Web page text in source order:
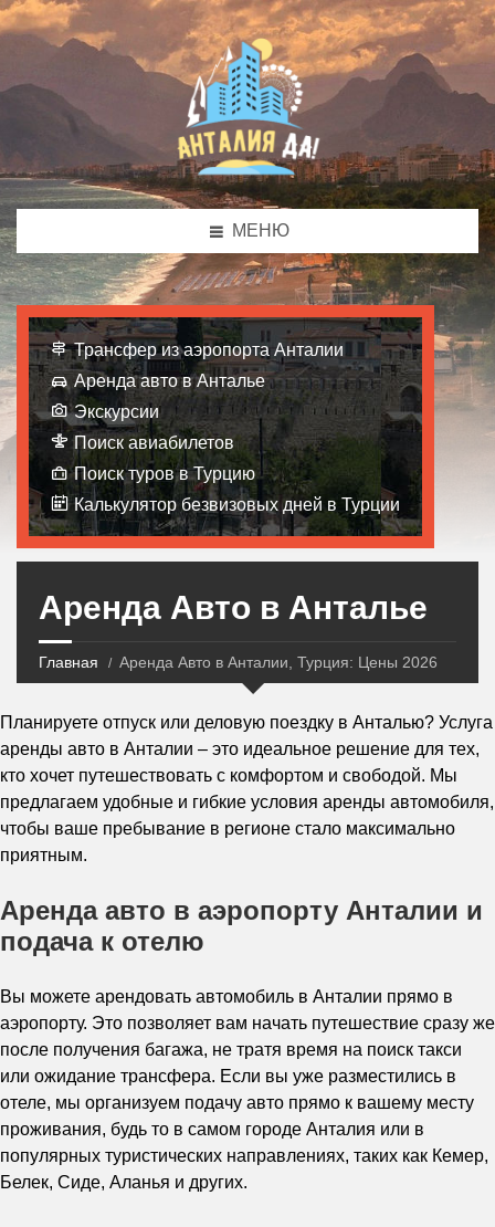
МЕНЮ
Трансфер из аэропорта Анталии
Аренда авто в Анталье
Экскурсии
Поиск авиабилетов
Поиск туров в Турцию
Калькулятор безвизовых дней в Турции
Аренда Авто в Анталье
Главная Аренда Авто в Анталии, Турция: Цены 2026
Планируете отпуск или деловую поездку в Анталью? Услуга
аренды авто в Анталии – это идеальное решение для тех,
кто хочет путешествовать с комфортом и свободой. Мы
предлагаем удобные и гибкие условия аренды автомобиля,
чтобы ваше пребывание в регионе стало максимально
приятным.
Аренда авто в аэропорту Анталии и
подача к отелю
Вы можете арендовать автомобиль в Анталии прямо в
аэропорту. Это позволяет вам начать путешествие сразу же
после получения багажа, не тратя время на поиск такси
или ожидание трансфера. Если вы уже разместились в
отеле, мы организуем подачу авто прямо к вашему месту
проживания, будь то в самом городе Анталия или в
популярных туристических направлениях, таких как Кемер,
Белек, Сиде, Аланья и других.